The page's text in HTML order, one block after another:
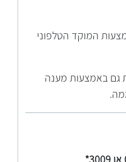
המוקד הטלפוני
גם באמצעות מענה